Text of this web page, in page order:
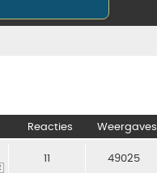
Reacties Weergaves
11 49025